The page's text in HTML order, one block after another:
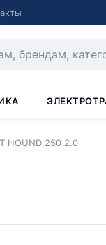
HOUND 250 2.0